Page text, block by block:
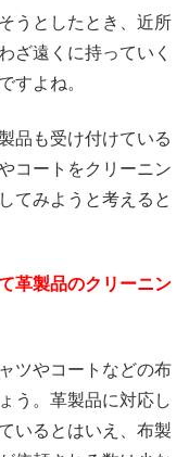
うとしたとき、近所
ざ遠くに持っていく
すよね。
品も受け付けている
コートをクリーニン
てみようと考えると
革製品のクリーニン
ツやコートなどの布
う。革製品に対応し
いるとはいえ、布製